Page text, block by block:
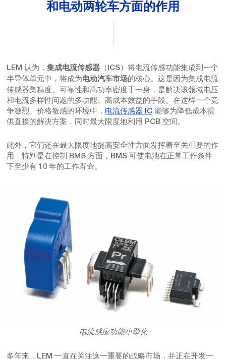
和电动两轮车方面的作用
LEM 认为， 集成电流传感器 （ICS）将电流传感功能集成到一个
半导体单元中，将成为 电动汽车市场的核心。这是因为集成电流
传感器集精度、可靠性和高功率密度于一身，是解决该领域电压
和电流多样性问题的多功能、高成本效益的手段。在这样一个竞
争激烈、价格敏感的环境中， 电流传感器 IC 能够为降低成本提
供直接的解决方案，同时最大限度地利用 PCB 空间。
此外，它们还在最大限度地提高安全性方面发挥着至关重要的作
用，特别是在控制 BMS 方面，BMS 可使电池在正常工作条件
下至少有 10 年的工作寿命。
电流感应功能小型化
多年来，LEM 一直在关注这一重要的战略市场，并正在开发一